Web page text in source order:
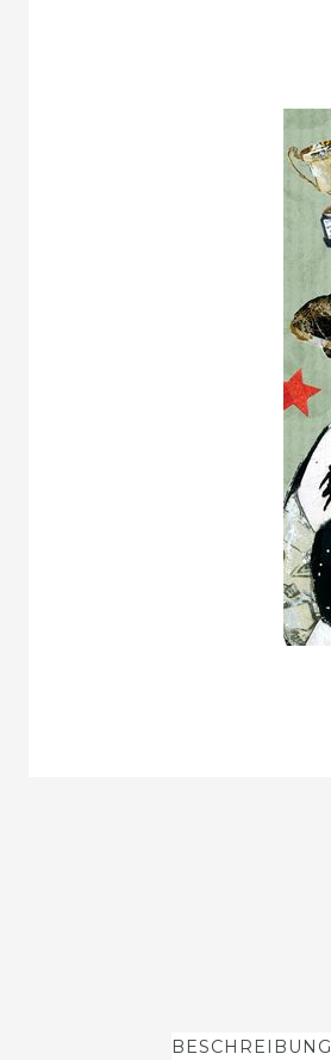
BESCHREIBUNG